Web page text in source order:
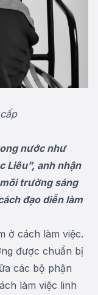
nước như
Liêu”, anh nhận
trường sáng
đạo diễn làm
ở cách làm việc.
được chuẩn bị
các bộ phận
làm việc linh